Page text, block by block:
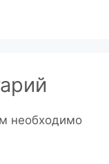
необходимо